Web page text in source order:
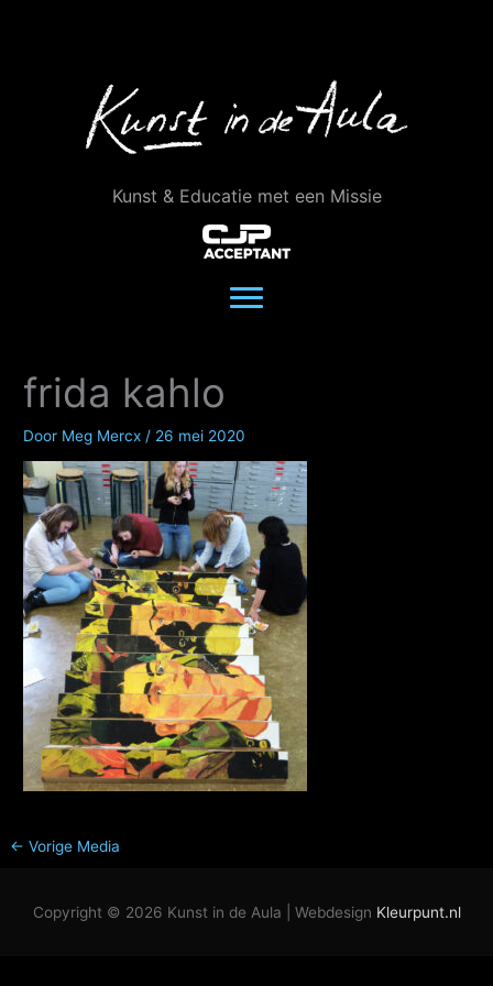
Kunst & Educatie met een Missie
frida kahlo
Door Meg Mercx / 26 mei 2020
← Vorige Media
Copyright © 2026 Kunst in de Aula | Webdesign Kleurpunt.nl